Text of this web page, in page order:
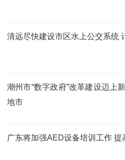
清远尽快建设市区水上公交系统
潮州市“数字政府”改革建设迈上
地市
广东将加强AED设备培训工作